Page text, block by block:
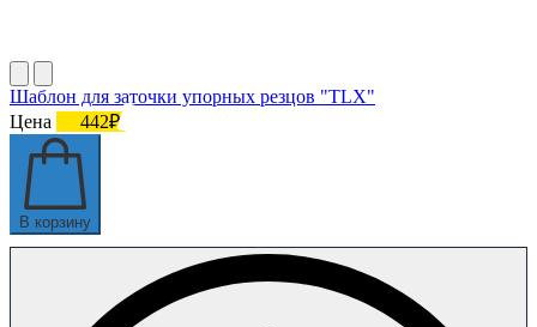
Шаблон для заточки упорных резцов "TLX"
Цена
442₽
В корзину